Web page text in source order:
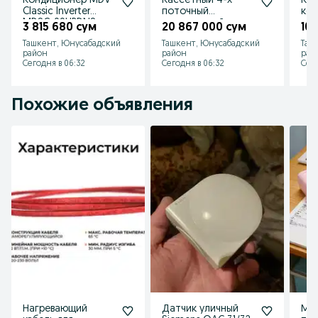
Classic Inverter
MDSC-09HRDN8
3 815 680 сум
Ташкент, Юнусабадский
район
Сегодня в 06:32
поточный
инверторный
BALLU
BLCI_C/60HN8
20 867 000 сум
Ташкент, Юнусабадский
район
Сегодня в 06:32
BTU
10
Похожие объявления
Нагревающий
Датчик уличный